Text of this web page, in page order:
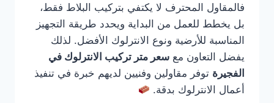
فالمقاول المحترف لا يكتفي بتركيب البلاط فقط،
بل يخطط للعمل من البداية ويحدد طريقة التجهيز
المناسبة للأرضية ونوع الانترلوك الأفضل. لذلك
يفضل التعاون مع سعر متر تركيب الانترلوك في
الفجيرة توفر مقاولين وفنيين لديهم خبرة في تنفيذ
أعمال الانترلوك بدقة.